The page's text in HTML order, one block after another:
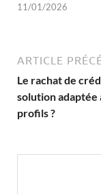
11/01/2026
ARTICLE
Le rachat de
solution adaptée
profils ?